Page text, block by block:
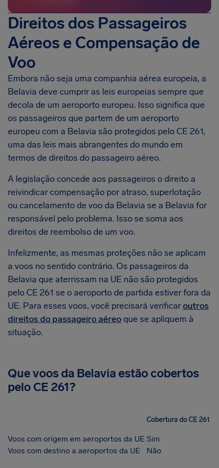
Direitos dos Passageiros
Aéreos e Compensação de
Voo
Embora não seja uma companhia aérea europeia, a
Belavia deve cumprir as leis europeias sempre que
decola de um aeroporto europeu. Isso significa que
os passageiros que partem de um aeroporto
europeu com a Belavia são protegidos pelo CE 261,
uma das leis mais abrangentes do mundo em
termos de direitos do passageiro aéreo.
A legislação concede aos passageiros o direito a
reivindicar compensação por atraso, superlotação
ou cancelamento de voo da Belavia se a Belavia for
responsável pelo problema. Isso se soma aos
direitos de reembolso de um voo.
Infelizmente, as mesmas proteções não se aplicam
a voos no sentido contrário. Os passageiros da
Belavia que aterrissam na UE não são protegidos
pelo CE 261 se o aeroporto de partida estiver fora da
UE. Para esses voos, você precisará verificaroutros
direitos do passageiro aéreoque se apliquem à
situação.
Que voos da Belavia estão cobertos
pelo CE 261?
Cobertura do CE 261
Voos com origem em aeroportos da UE Sim
Voos com destino a aeroportos da UE
Não